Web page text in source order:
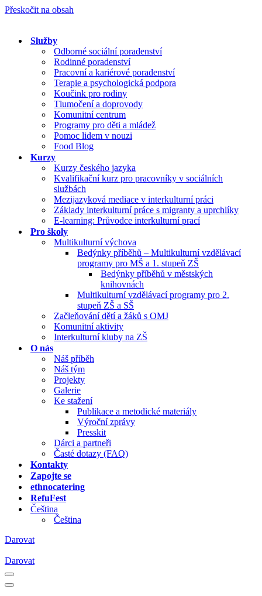
Přeskočit na obsah
Služby
Odborné sociální poradenství
Rodinné poradenství
Pracovní a kariérové poradenství
Terapie a psychologická podpora
Koučink pro rodiny
Tlumočení a doprovody
Komunitní centrum
Programy pro děti a mládež
Pomoc lidem v nouzi
Food Blog
Kurzy
Kurzy českého jazyka
Kvalifikační kurz pro pracovníky v sociálních
službách
Mezijazyková mediace v interkulturní práci
Základy interkulturní práce s migranty a uprchlíky
E-learning: Průvodce interkulturní prací
Pro školy
Multikulturní výchova
Bedýnky příběhů – Multikulturní vzdělávací
programy pro MŠ a 1. stupeň ZŠ
Bedýnky příběhů v městských
knihovnách
Multikulturní vzdělávací programy pro 2.
stupeň ZŠ a SŠ
Začleňování dětí a žáků s OMJ
Komunitní aktivity
Interkulturní kluby na ZŠ
O nás
Náš příběh
Náš tým
Projekty
Galerie
Ke stažení
Publikace a metodické materiály
Výroční zprávy
Presskit
Dárci a partneři
Časté dotazy (FAQ)
Kontakty
Zapojte se
ethnocatering
RefuFest
Čeština
Čeština
Darovat
Darovat
Navigační
menu
Navigační